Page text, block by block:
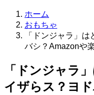
ホーム
おもちゃ
「ドンジャラ」
バシ？Amazonや
「ドンジャラ
イザらス？ヨ